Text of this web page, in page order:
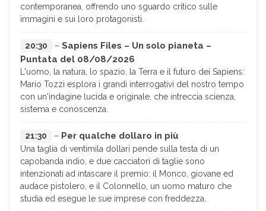
contemporanea, offrendo uno sguardo critico sulle
immagini e sui loro protagonisti.
20:30 – Sapiens Files – Un solo pianeta –
Puntata del 08/08/2026
L'uomo, la natura, lo spazio, la Terra e il futuro dei Sapiens:
Mario Tozzi esplora i grandi interrogativi del nostro tempo
con un'indagine lucida e originale, che intreccia scienza,
sistema e conoscenza.
21:30 – Per qualche dollaro in più
Una taglia di ventimila dollari pende sulla testa di un
capobanda indio, e due cacciatori di taglie sono
intenzionati ad intascare il premio: il Monco, giovane ed
audace pistolero, e il Colonnello, un uomo maturo che
studia ed esegue le sue imprese con freddezza.